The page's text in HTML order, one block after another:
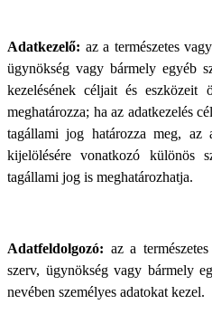
Adatkezelő: az a természetes
ügynökség vagy bármely egyéb
kezelésének céljait és eszközeit
meghatározza; ha az adatkezelés
tagállami jog határozza meg, az
kijelölésére vonatkozó különös
tagállami jog is meghatározhatja.
Adatfeldolgozó: az a
szerv, ügynökség vagy bármely
nevében személyes adatokat kezel.